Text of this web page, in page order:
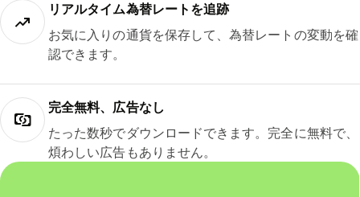
リアルタイム為替レートを追跡
お気に入りの通貨を保存して、為替レートの変動を確
認できます。
完全無料、広告なし
たった数秒でダウンロードできます。完全に無料で、
煩わしい広告もありません。